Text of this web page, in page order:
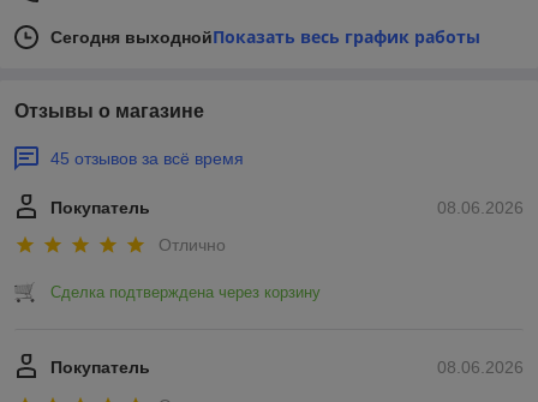
Сегодня выходнойПоказать весь график работы
Отзывы о магазине
45 отзывов за всё время
08.06.2026
Покупатель
Отлично
Сделка подтверждена через корзину
08.06.2026
Покупатель